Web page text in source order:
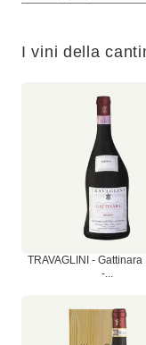
I vini della
TRAVAGLINI - Gattinara
-...